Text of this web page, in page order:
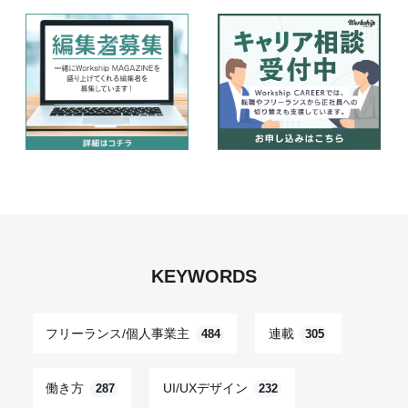
KEYWORDS
フリーランス/個人事業主 484 連載 305
働き方 287 UI/UXデザイン 232